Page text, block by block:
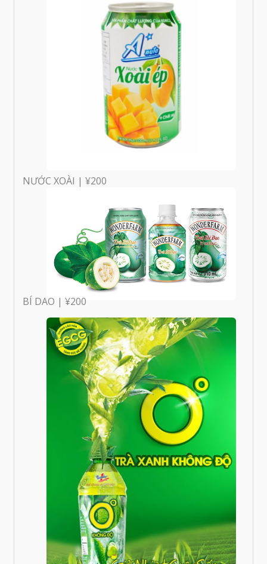
NƯỚC XOÀI | ¥200
BÍ DAO | ¥200